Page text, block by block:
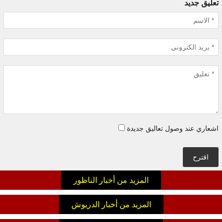
تعليق جديد
اشعاري عند وصول تعاليق جديدة
اقترح
المزيد من أخبار الناظور
المزيد من أخبار الدريوش